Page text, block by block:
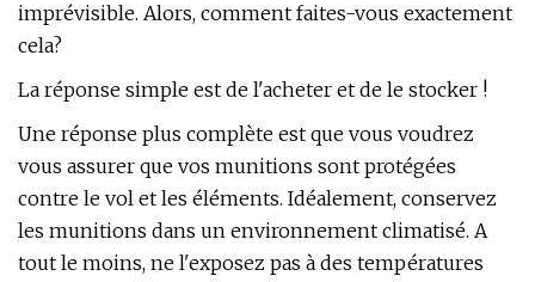
imprévisible. Alors, comment faites-vous exactement
cela?
La réponse simple est de l'acheter et de le stocker !
Une réponse plus complète est que vous voudrez
vous assurer que vos munitions sont protégées
contre le vol et les éléments. Idéalement, conservez
les munitions dans un environnement climatisé. A
tout le moins, ne l'exposez pas à des températures